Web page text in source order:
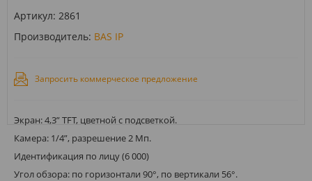
Артикул: 2861
Производитель: BAS IP
Запросить коммерческое предложение
Экран: 4,3” TFT, цветной с подсветкой.
Камера: 1/4”, разрешение 2 Мп.
Идентификация по лицу (6 000)
Угол обзора: по горизонтали 90°, по вертикали 56°.